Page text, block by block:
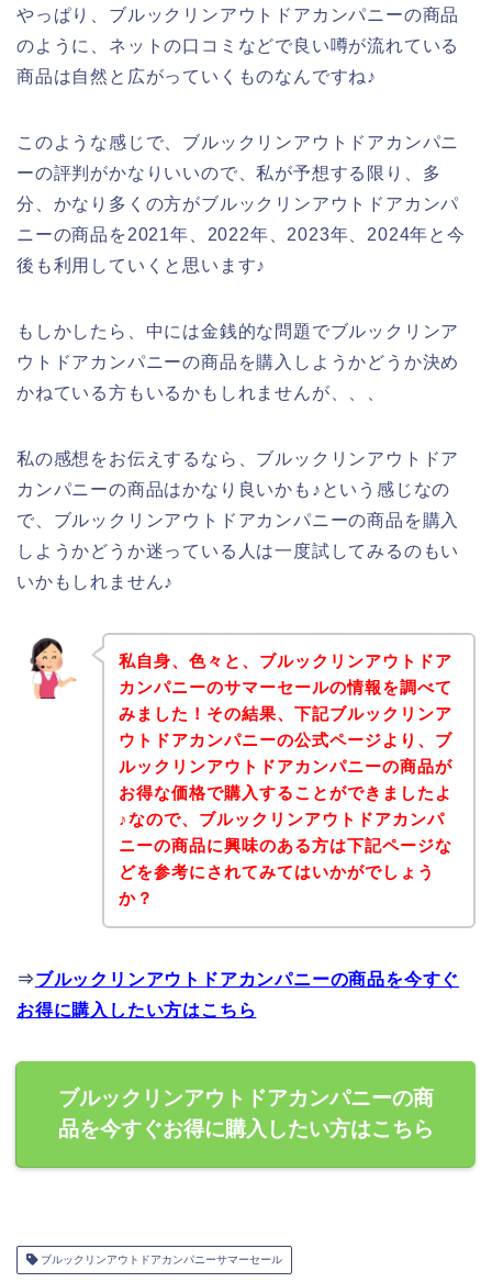
やっぱり、ブルックリンアウトドアカンパニーの商品
のように、ネットの口コミなどで良い噂が流れている
商品は自然と広がっていくものなんですね♪
このような感じで、ブルックリンアウトドアカンパニ
ーの評判がかなりいいので、私が予想する限り、多
分、かなり多くの方がブルックリンアウトドアカンパ
ニーの商品を2021年、2022年、2023年、2024年と今
後も利用していくと思います♪
もしかしたら、中には金銭的な問題でブルックリンア
ウトドアカンパニーの商品を購入しようかどうか決め
かねている方もいるかもしれませんが、、、
私の感想をお伝えするなら、ブルックリンアウトドア
カンパニーの商品はかなり良いかも♪という感じなの
で、ブルックリンアウトドアカンパニーの商品を購入
しようかどうか迷っている人は一度試してみるのもい
いかもしれません♪
私自身、色々と、ブルックリンアウトドア
カンパニーのサマーセールの情報を調べて
みました！その結果、下記ブルックリンア
ウトドアカンパニーの公式ページより、ブ
ルックリンアウトドアカンパニーの商品が
お得な価格で購入することができましたよ
♪なので、ブルックリンアウトドアカンパ
ニーの商品に興味のある方は下記ページな
どを参考にされてみてはいかがでしょう
か？
⇒ブルックリンアウトドアカンパニーの商品を今すぐ
お得に購入したい方はこちら
ブルックリンアウトドアカンパニーの商
品を今すぐお得に購入したい方はこちら
ブルックリンアウトドアカンパニーサマーセール